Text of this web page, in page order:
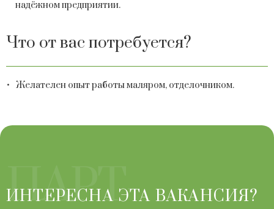
надёжном предприятии.
Что от вас потребуется?
Желателен опыт работы маляром, отделочником.
ПАРТ-
ИНТЕРЕСНА ЭТА ВАКАНСИЯ?